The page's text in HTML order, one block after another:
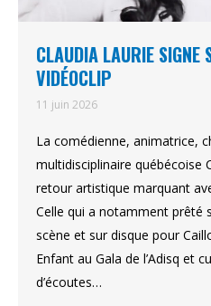
CLAUDIA LAURIE SIGNE
VIDÉOCLIP
11 juin 2026
La comédienne, animatrice,
multidisciplinaire québécoise
retour artistique marquant
Celle qui a notamment prêté
scène et sur disque pour
Enfant au Gala de l’Adisq et
d’écoutes…